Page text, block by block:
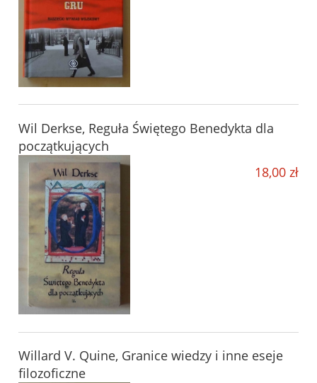
Wil Derkse, Reguła Świętego Benedykta dla
początkujących
18,00 zł
Willard V. Quine, Granice wiedzy i inne eseje
filozoficzne